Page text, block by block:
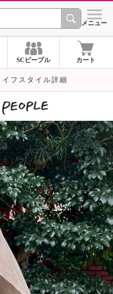
シメニュー
SCピープル カート
フスタイル詳細